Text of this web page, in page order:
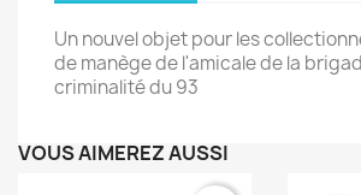
Un nouvel objet pour les
de manège de l'amicale de la
criminalité du 93
VOUS AIMEREZ AUSSI